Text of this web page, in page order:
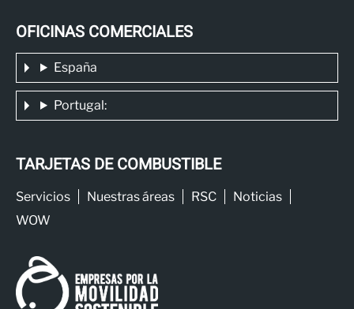
OFICINAS COMERCIALES
España
Portugal:
TARJETAS DE COMBUSTIBLE
Servicios Nuestras áreas RSC
Noticias
WOW